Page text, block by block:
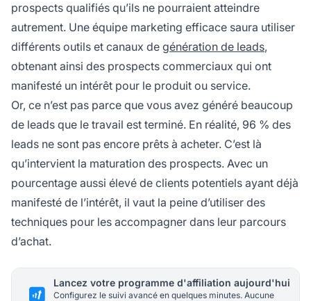
prospects qualifiés qu’ils ne pourraient atteindre
autrement. Une équipe marketing efficace saura utiliser
différents outils et canaux de génération de leads,
obtenant ainsi des prospects commerciaux qui ont
manifesté un intérêt pour le produit ou service.
Or, ce n’est pas parce que vous avez généré beaucoup
de leads que le travail est terminé. En réalité, 96 % des
leads ne sont pas encore prêts à acheter. C’est là
qu’intervient la maturation des prospects. Avec un
pourcentage aussi élevé de clients potentiels ayant déjà
manifesté de l’intérêt, il vaut la peine d’utiliser des
techniques pour les accompagner dans leur parcours
d’achat.
Lancez votre programme d'affiliation aujourd'hui
Configurez le suivi avancé en quelques minutes. Aucune